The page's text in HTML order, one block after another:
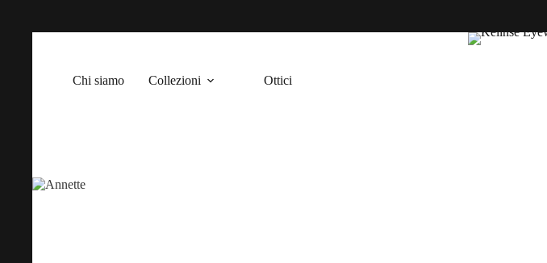
Chi siamo
Collezioni Ottici